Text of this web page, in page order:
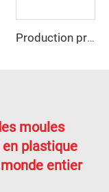
Production professionnelle de moules en FRP, SMC, BMC pour évier de lavabo
moules
plastique
entier